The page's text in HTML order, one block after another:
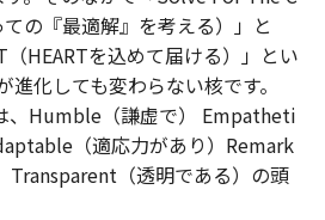
の『最適解』を考える）」と
（HEARTを込めて届ける）」とい
進化しても変わらない核です。
、Humble（謙虚で） Empatheti
（適応力があり）Remark
Transparent（透明である）の頭